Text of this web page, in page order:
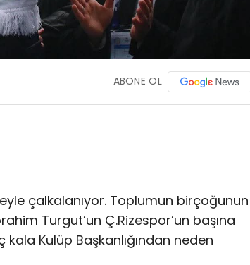
ABONE OL
çalkalanıyor. Toplumun birçoğunun
Turgut’un Ç.Rizespor’un başına
Kulüp Başkanlığından neden